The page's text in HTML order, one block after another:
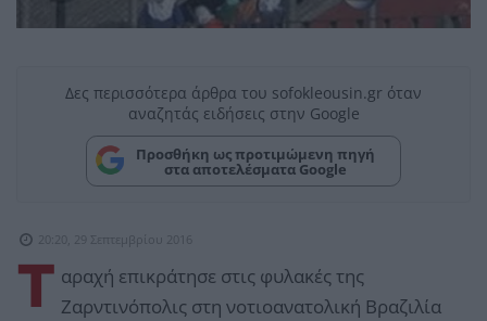
Δες περισσότερα άρθρα του sofokleousin.gr όταν
αναζητάς ειδήσεις στην Google
Προσθήκη ως προτιμώμενη πηγή
στα αποτελέσματα Google
20:20, 29 Σεπτεμβρίου 2016
Τ αραχή επικράτησε στις φυλακές της
Ζαρντινόπολις στη νοτιοανατολική Βραζιλία